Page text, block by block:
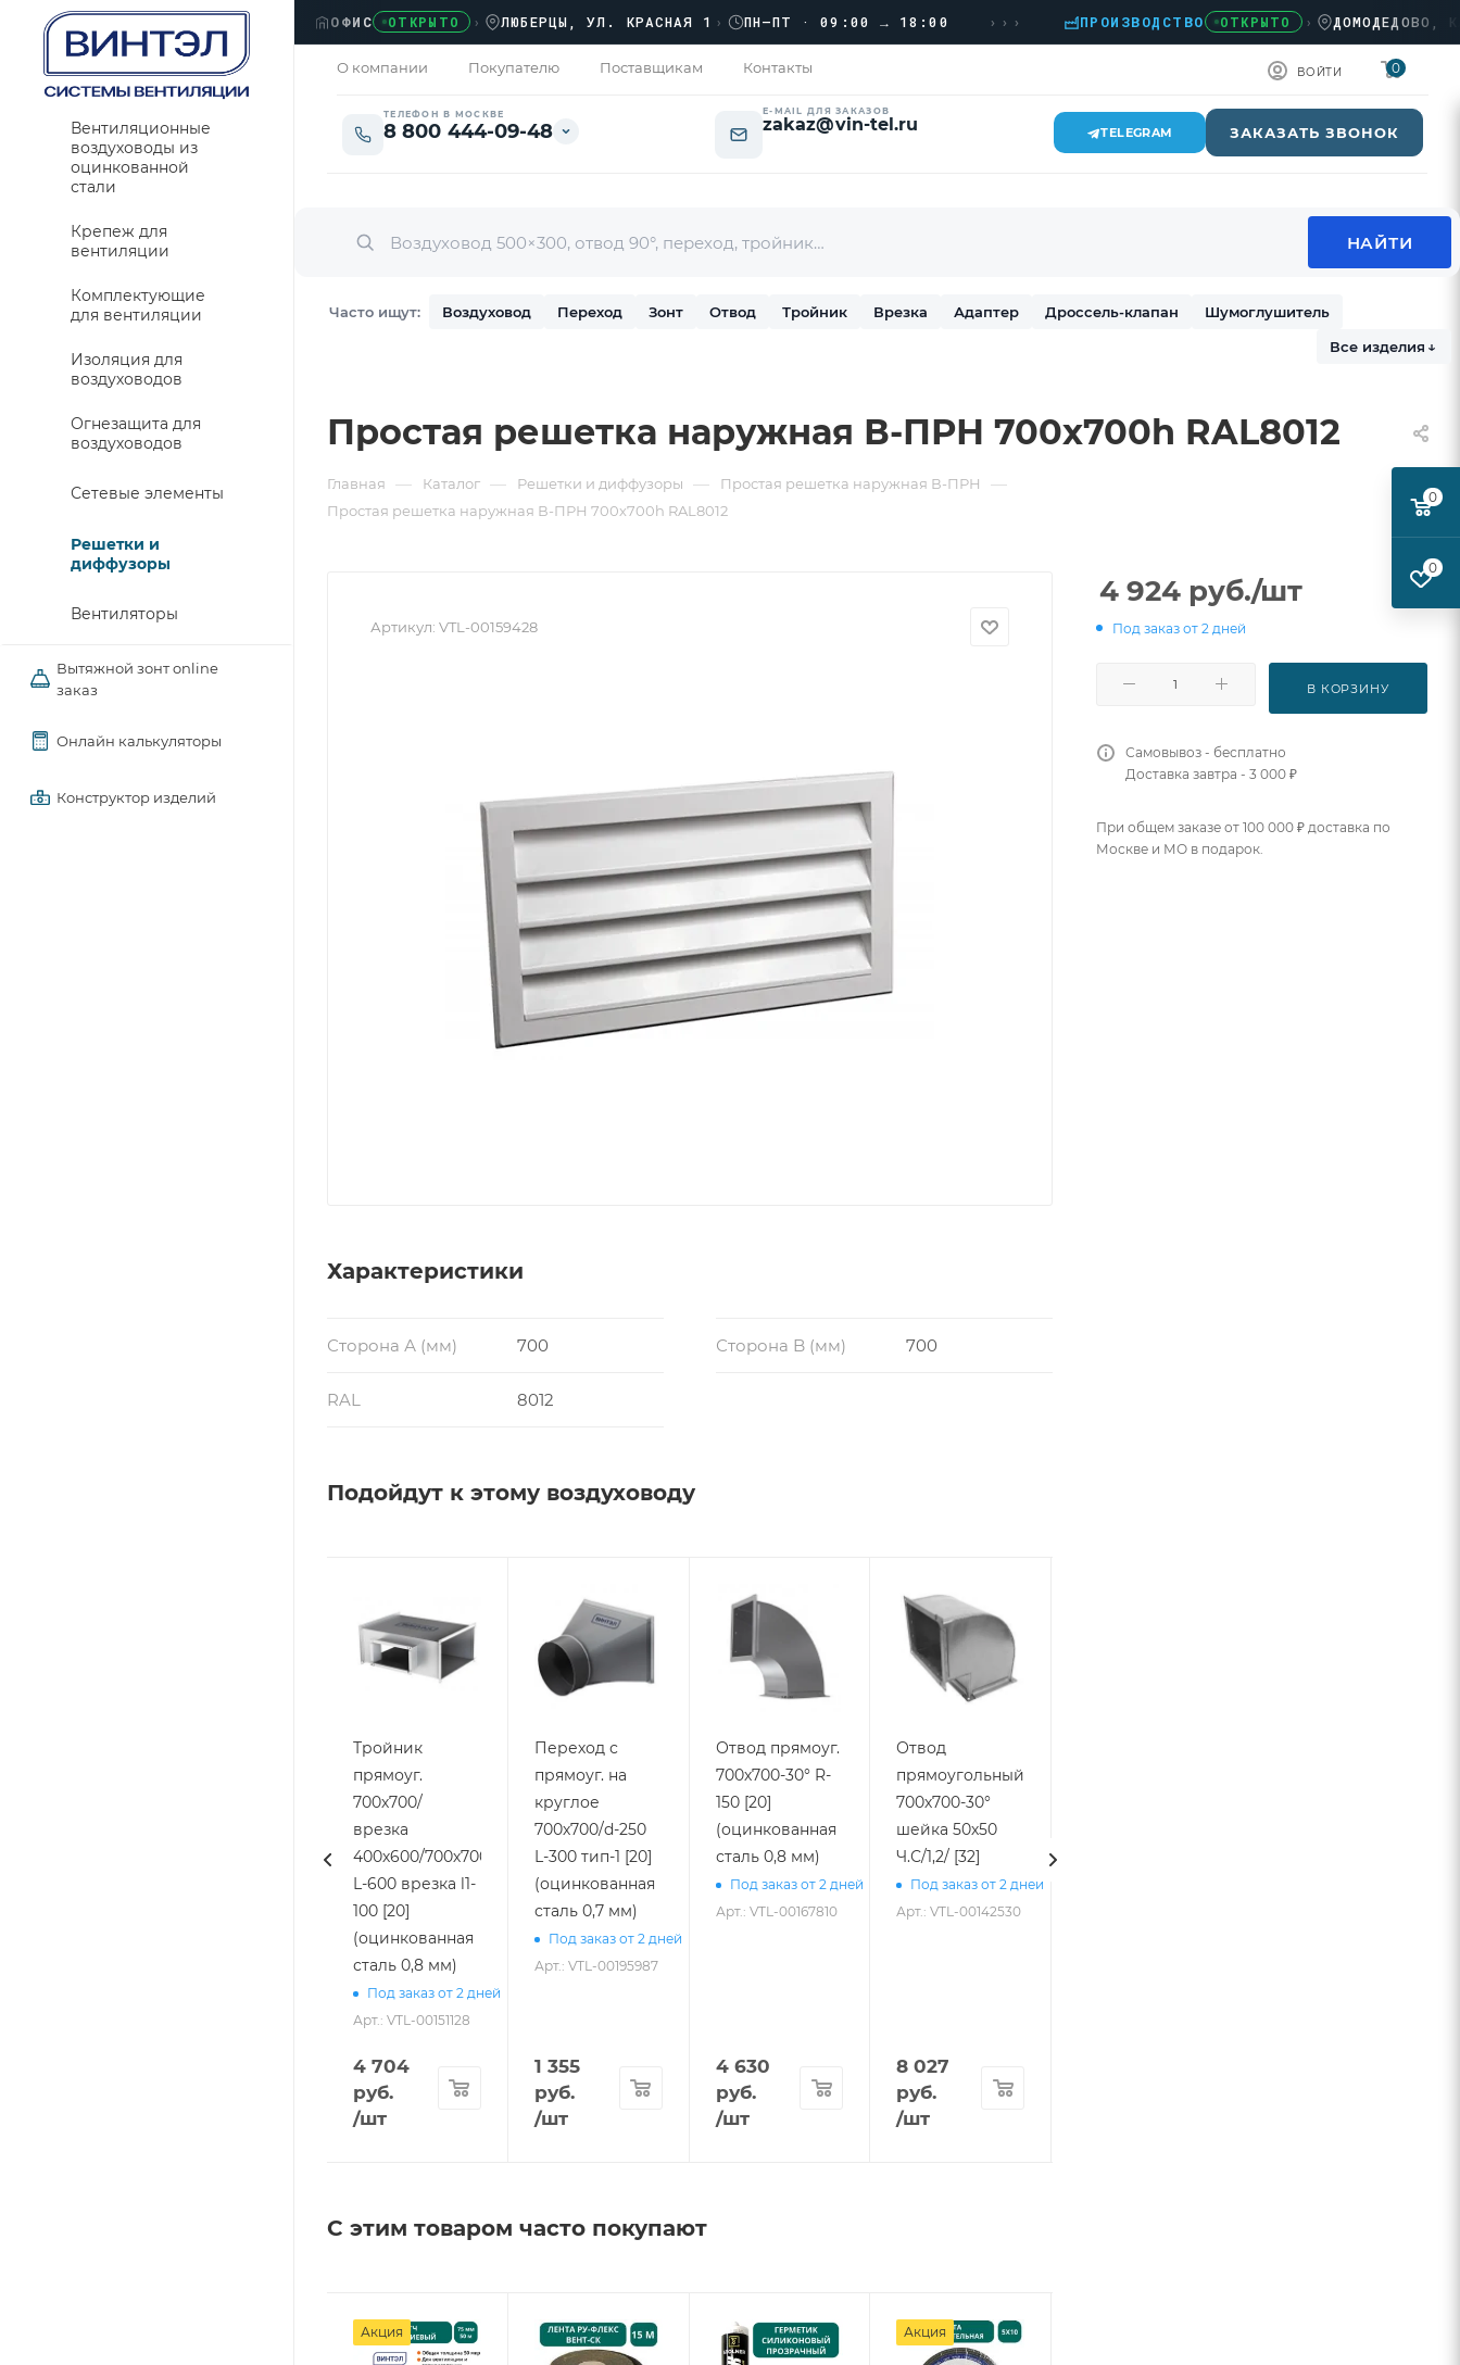
ОФИС ОТКРЫТО › ЛЮБЕРЦЫ, УЛ. КРАСНАЯ 1› ПН–ПТ · 09:00 → 18:00 ПРОИЗВОДСТВО ОТКРЫТО › ДОМОДЕДОВО,
О компании Покупателю Поставщикам Контакты ВОЙТИ 0
ТЕЛЕФОН В МОСКВЕ
8 800 444-09-48
E-MAIL ДЛЯ ЗАКАЗОВ
zakaz@vin-tel.ru TELEGRAM ЗАКАЗАТЬ ЗВОНОК
Часто ищут: Воздуховод Переход Зонт Отвод Тройник Врезка Адаптер Дроссель-клапан
Шумоглушитель
Все изделия ↓
Вентиляционные
воздуховоды из
оцинкованной
стали
Крепеж для
вентиляции
Комплектующие
для вентиляции
Изоляция для
воздуховодов
Огнезащита для
воздуховодов
Сетевые элементы
Решетки и
диффузоры
Вентиляторы
Вытяжной зонт online
заказ
Онлайн калькуляторы
Конструктор изделий
Простая решетка наружная В-ПРН 700х700h RAL8012
Главная — Каталог — Решетки и диффузоры — Простая решетка наружная В-ПРН —
Простая решетка наружная В-ПРН 700х700h RAL8012
Артикул: VTL-00159428
Характеристики
Сторона А (мм) 700 Сторона B (мм) 700
RAL 8012
Подойдут к этому воздуховоду
Тройник
прямоуг.
700х700/
врезка
400х600/700х700
L-600 врезка l1-
100 [20]
(оцинкованная
сталь 0,8 мм)
Под заказ от 2 дней
Арт.: VTL-00151128
4 704
руб.
/шт
Переход с
прямоуг. на
круглое
700х700/d-250
L-300 тип-1 [20]
(оцинкованная
сталь 0,7 мм)
Под заказ от 2 дней
Арт.: VTL-00195987
1 355
руб.
/шт
Отвод прямоуг.
700х700-30° R-
150 [20]
(оцинкованная
сталь 0,8 мм)
Под заказ от 2 дней
Арт.: VTL-00167810
4 630
руб.
/шт
Отвод
прямоугольный
700х700-30°
шейка 50х50
Ч.С/1,2/ [32]
Под заказ от 2 дней
Арт.: VTL-00142530
8 027
руб.
/шт
С этим товаром часто покупают
Акция Акция
4 924 руб./шт
Под заказ от 2 дней
В КОРЗИНУ
Самовывоз - бесплатно
Доставка завтра - 3 000 ₽
При общем заказе от 100 000 ₽ доставка по
Москве и МО в подарок.
0
0